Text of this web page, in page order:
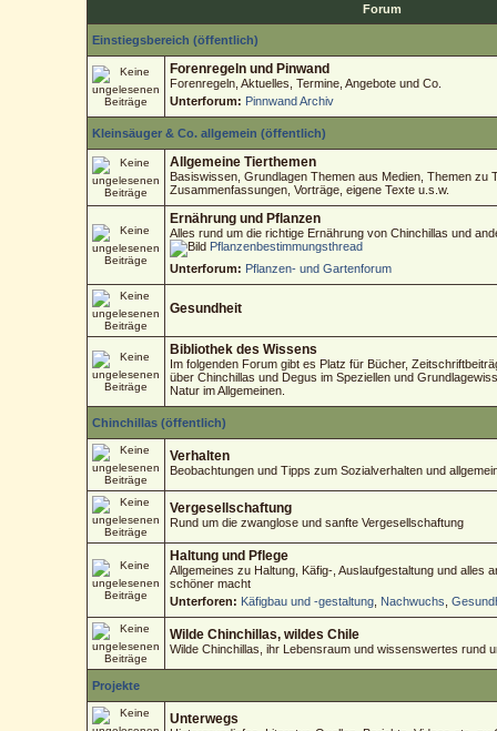
Forum
Einstiegsbereich (öffentlich)
Forenregeln und Pinwand
Forenregeln, Aktuelles, Termine, Angebote und Co.
Unterforum: Pinnwand Archiv
Kleinsäuger & Co. allgemein (öffentlich)
Allgemeine Tierthemen
Basiswissen, Grundlagen Themen aus Medien, Themen zu
Zusammenfassungen, Vorträge, eigene Texte u.s.w.
Ernährung und Pflanzen
Alles rund um die richtige Ernährung von Chinchillas und
Pflanzenbestimmungsthread
Unterforum: Pflanzen- und Gartenforum
Gesundheit
Bibliothek des Wissens
Im folgenden Forum gibt es Platz für Bücher,
über Chinchillas und Degus im Speziellen und
Natur im Allgemeinen.
Chinchillas (öffentlich)
Verhalten
Beobachtungen und Tipps zum Sozialverhalten und
Vergesellschaftung
Rund um die zwanglose und sanfte Vergesellschaftung
Haltung und Pflege
Allgemeines zu Haltung, Käfig-, Auslaufgestaltung und alles
schöner macht
Unterforen: Käfigbau und -gestaltung Nachwuchs ,
Wilde Chinchillas, wildes Chile
Wilde Chinchillas, ihr Lebensraum und wissenswertes rund
Projekte
Unterwegs